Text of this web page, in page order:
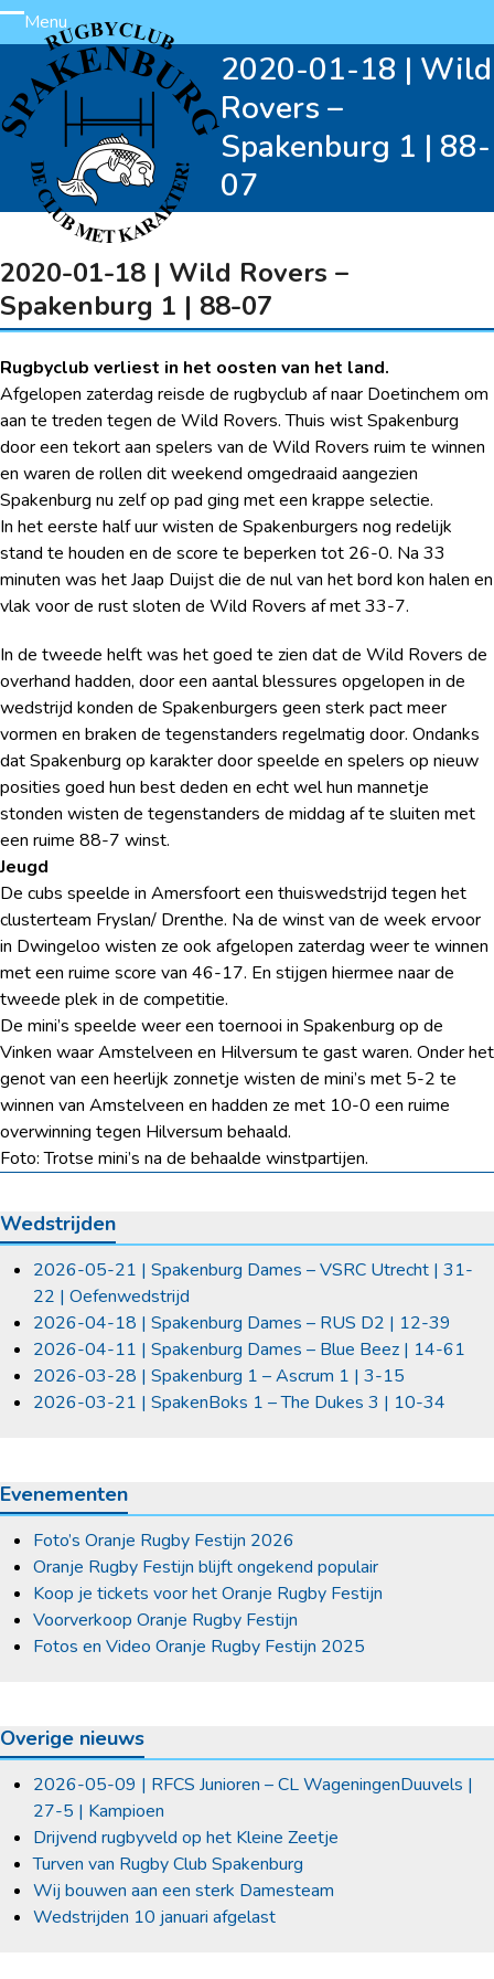
Skip
to
content
Menu
Open
mobile
menu
Close
mobile
menu
2020-01-18 | Wild
Rovers –
Spakenburg 1 | 88-
07
2020-01-18 | Wild Rovers –
Spakenburg 1 | 88-07
Rugbyclub verliest in het oosten van het land.
Afgelopen zaterdag reisde de rugbyclub af naar Doetinchem om
aan te treden tegen de Wild Rovers. Thuis wist Spakenburg
door een tekort aan spelers van de Wild Rovers ruim te winnen
en waren de rollen dit weekend omgedraaid aangezien
Spakenburg nu zelf op pad ging met een krappe selectie.
In het eerste half uur wisten de Spakenburgers nog redelijk
stand te houden en de score te beperken tot 26-0. Na 33
minuten was het Jaap Duijst die de nul van het bord kon halen en
vlak voor de rust sloten de Wild Rovers af met 33-7.
In de tweede helft was het goed te zien dat de Wild Rovers de
overhand hadden, door een aantal blessures opgelopen in de
wedstrijd konden de Spakenburgers geen sterk pact meer
vormen en braken de tegenstanders regelmatig door. Ondanks
dat Spakenburg op karakter door speelde en spelers op nieuw
posities goed hun best deden en echt wel hun mannetje
stonden wisten de tegenstanders de middag af te sluiten met
een ruime 88-7 winst.
Jeugd
De cubs speelde in Amersfoort een thuiswedstrijd tegen het
clusterteam Fryslan/ Drenthe. Na de winst van de week ervoor
in Dwingeloo wisten ze ook afgelopen zaterdag weer te winnen
met een ruime score van 46-17. En stijgen hiermee naar de
tweede plek in de competitie.
De mini’s speelde weer een toernooi in Spakenburg op de
Vinken waar Amstelveen en Hilversum te gast waren. Onder het
genot van een heerlijk zonnetje wisten de mini’s met 5-2 te
winnen van Amstelveen en hadden ze met 10-0 een ruime
overwinning tegen Hilversum behaald.
Foto: Trotse mini’s na de behaalde winstpartijen.
Wedstrijden
2026-05-21 | Spakenburg Dames – VSRC Utrecht | 31-
22 | Oefenwedstrijd
2026-04-18 | Spakenburg Dames – RUS D2 | 12-39
2026-04-11 | Spakenburg Dames – Blue Beez | 14-61
2026-03-28 | Spakenburg 1 – Ascrum 1 | 3-15
2026-03-21 | SpakenBoks 1 – The Dukes 3 | 10-34
Evenementen
Foto’s Oranje Rugby Festijn 2026
Oranje Rugby Festijn blijft ongekend populair
Koop je tickets voor het Oranje Rugby Festijn
Voorverkoop Oranje Rugby Festijn
Fotos en Video Oranje Rugby Festijn 2025
Overige nieuws
2026-05-09 | RFCS Junioren – CL WageningenDuuvels |
27-5 | Kampioen
Drijvend rugbyveld op het Kleine Zeetje
Turven van Rugby Club Spakenburg
Wij bouwen aan een sterk Damesteam
Wedstrijden 10 januari afgelast